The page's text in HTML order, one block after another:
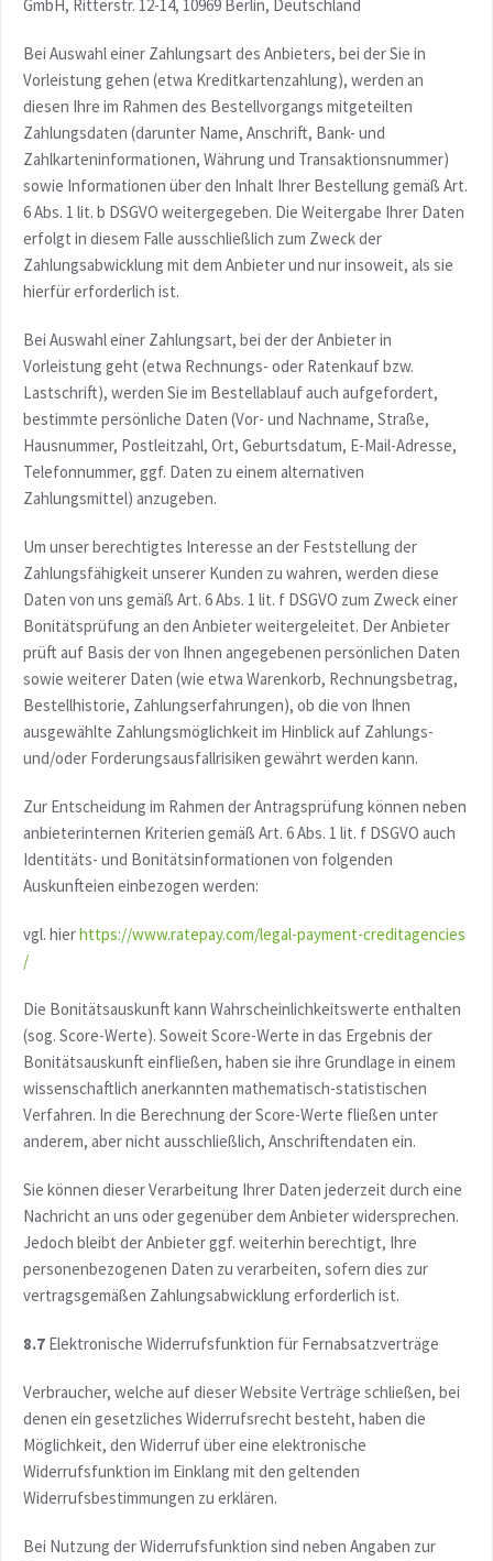
GmbH, Ritterstr. 12-14, 10969 Berlin, Deutschland
Bei Auswahl einer Zahlungsart des Anbieters, bei der Sie in
Vorleistung gehen (etwa Kreditkartenzahlung), werden an
diesen Ihre im Rahmen des Bestellvorgangs mitgeteilten
Zahlungsdaten (darunter Name, Anschrift, Bank- und
Zahlkarteninformationen, Währung und Transaktionsnummer)
sowie Informationen über den Inhalt Ihrer Bestellung gemäß Art.
6 Abs. 1 lit. b DSGVO weitergegeben. Die Weitergabe Ihrer Daten
erfolgt in diesem Falle ausschließlich zum Zweck der
Zahlungsabwicklung mit dem Anbieter und nur insoweit, als sie
hierfür erforderlich ist.
Bei Auswahl einer Zahlungsart, bei der der Anbieter in
Vorleistung geht (etwa Rechnungs- oder Ratenkauf bzw.
Lastschrift), werden Sie im Bestellablauf auch aufgefordert,
bestimmte persönliche Daten (Vor- und Nachname, Straße,
Hausnummer, Postleitzahl, Ort, Geburtsdatum, E-Mail-Adresse,
Telefonnummer, ggf. Daten zu einem alternativen
Zahlungsmittel) anzugeben.
Um unser berechtigtes Interesse an der Feststellung der
Zahlungsfähigkeit unserer Kunden zu wahren, werden diese
Daten von uns gemäß Art. 6 Abs. 1 lit. f DSGVO zum Zweck einer
Bonitätsprüfung an den Anbieter weitergeleitet. Der Anbieter
prüft auf Basis der von Ihnen angegebenen persönlichen Daten
sowie weiterer Daten (wie etwa Warenkorb, Rechnungsbetrag,
Bestellhistorie, Zahlungserfahrungen), ob die von Ihnen
ausgewählte Zahlungsmöglichkeit im Hinblick auf Zahlungs-
und/oder Forderungsausfallrisiken gewährt werden kann.
Zur Entscheidung im Rahmen der Antragsprüfung können neben
anbieterinternen Kriterien gemäß Art. 6 Abs. 1 lit. f DSGVO auch
Identitäts- und Bonitätsinformationen von folgenden
Auskunfteien einbezogen werden:
vgl. hierhttps://www.ratepay.com/legal-payment-creditagencies
/
Die Bonitätsauskunft kann Wahrscheinlichkeitswerte enthalten
(sog. Score-Werte). Soweit Score-Werte in das Ergebnis der
Bonitätsauskunft einfließen, haben sie ihre Grundlage in einem
wissenschaftlich anerkannten mathematisch-statistischen
Verfahren. In die Berechnung der Score-Werte fließen unter
anderem, aber nicht ausschließlich, Anschriftendaten ein.
Sie können dieser Verarbeitung Ihrer Daten jederzeit durch eine
Nachricht an uns oder gegenüber dem Anbieter widersprechen.
Jedoch bleibt der Anbieter ggf. weiterhin berechtigt, Ihre
personenbezogenen Daten zu verarbeiten, sofern dies zur
vertragsgemäßen Zahlungsabwicklung erforderlich ist.
8.7 Elektronische Widerrufsfunktion für Fernabsatzverträge
Verbraucher, welche auf dieser Website Verträge schließen, bei
denen ein gesetzliches Widerrufsrecht besteht, haben die
Möglichkeit, den Widerruf über eine elektronische
Widerrufsfunktion im Einklang mit den geltenden
Widerrufsbestimmungen zu erklären.
Bei Nutzung der Widerrufsfunktion sind neben Angaben zur